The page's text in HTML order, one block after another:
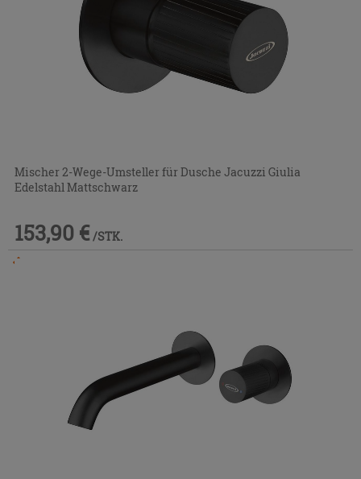
Mischer 2-Wege-Umsteller für Dusche Jacuzzi Giulia
Edelstahl Mattschwarz
153,90 € /STK.